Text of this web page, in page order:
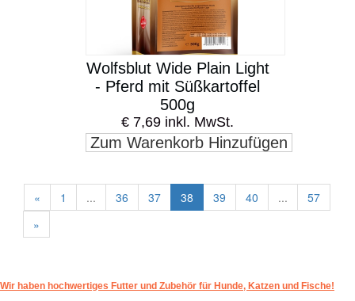
Wolfsblut Wide Plain Light
- Pferd mit Süßkartoffel
500g
€ 7,69 inkl. MwSt.
Zum Warenkorb Hinzufügen
« 1 ... 36 37 38 39 40 ...
57
»
Wir haben hochwertiges Futter und Zubehör für Hunde, Katzen und Fische!